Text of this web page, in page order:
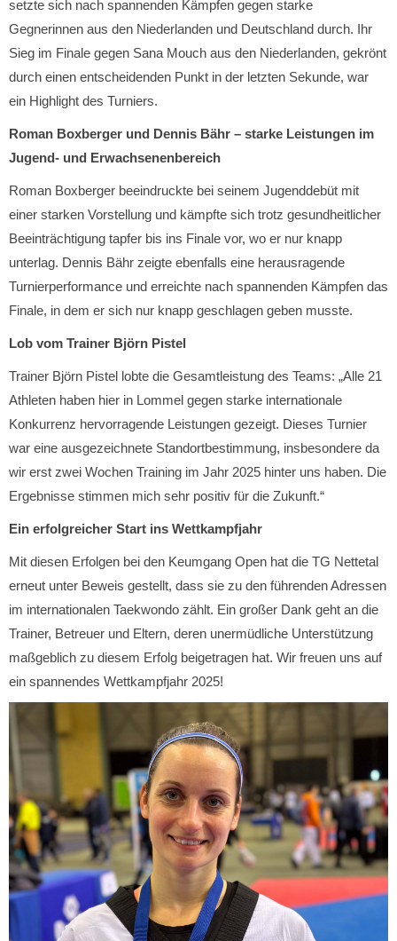
setzte sich nach spannenden Kämpfen gegen starke
Gegnerinnen aus den Niederlanden und Deutschland durch. Ihr
Sieg im Finale gegen Sana Mouch aus den Niederlanden, gekrönt
durch einen entscheidenden Punkt in der letzten Sekunde, war
ein Highlight des Turniers.
Roman Boxberger und Dennis Bähr – starke Leistungen im
Jugend- und Erwachsenenbereich
Roman Boxberger beeindruckte bei seinem Jugenddebüt mit
einer starken Vorstellung und kämpfte sich trotz gesundheitlicher
Beeinträchtigung tapfer bis ins Finale vor, wo er nur knapp
unterlag. Dennis Bähr zeigte ebenfalls eine herausragende
Turnierperformance und erreichte nach spannenden Kämpfen das
Finale, in dem er sich nur knapp geschlagen geben musste.
Lob vom Trainer Björn Pistel
Trainer Björn Pistel lobte die Gesamtleistung des Teams: „Alle 21
Athleten haben hier in Lommel gegen starke internationale
Konkurrenz hervorragende Leistungen gezeigt. Dieses Turnier
war eine ausgezeichnete Standortbestimmung, insbesondere da
wir erst zwei Wochen Training im Jahr 2025 hinter uns haben. Die
Ergebnisse stimmen mich sehr positiv für die Zukunft.“
Ein erfolgreicher Start ins Wettkampfjahr
Mit diesen Erfolgen bei den Keumgang Open hat die TG Nettetal
erneut unter Beweis gestellt, dass sie zu den führenden Adressen
im internationalen Taekwondo zählt. Ein großer Dank geht an die
Trainer, Betreuer und Eltern, deren unermüdliche Unterstützung
maßgeblich zu diesem Erfolg beigetragen hat. Wir freuen uns auf
ein spannendes Wettkampfjahr 2025!